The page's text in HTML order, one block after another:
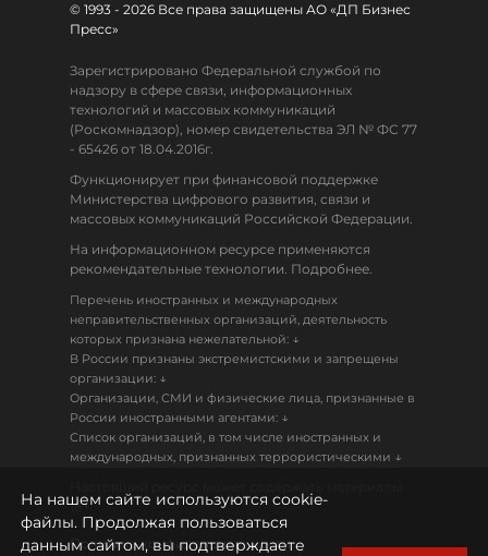
© 1993 - 2026 Все права защищены АО «ДП Бизнес
Пресс»
Зарегистрировано Федеральной службой по
надзору в сфере связи, информационных
технологий и массовых коммуникаций
(Роскомнадзор), номер свидетельства ЭЛ № ФС 77
- 65426 от 18.04.2016г.
Функционирует при финансовой поддержке
Министерства цифрового развития, связи и
массовых коммуникаций Российской Федерации.
На информационном ресурсе применяются
рекомендательные технологии. Подробнее.
Перечень иностранных и международных
неправительственных организаций, деятельность
которых признана нежелательной: ↓
В России признаны экстремистскими и запрещены
организации: ↓
Организации, СМИ и физические лица, признанные в
России иностранными агентами: ↓
Список организаций, в том числе иностранных и
международных, признанных террористическими ↓
18+
Политика конфиденциальности
На нашем сайте используются cookie-
файлы. Продолжая пользоваться
данным сайтом, вы подтверждаете